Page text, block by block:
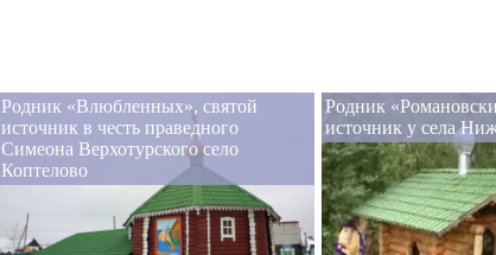
Родник «Влюбленных», святой
источник в честь праведного
Симеона Верхотурского село
Коптелово
Родник
источник у села